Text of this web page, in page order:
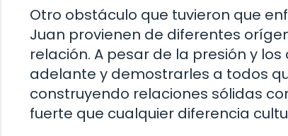
Otro obstáculo que tuvieron que
Juan provienen de diferentes
relación. A pesar de la presión y
adelante y demostrarles a todos
construyendo relaciones sólidas
fuerte que cualquier diferencia